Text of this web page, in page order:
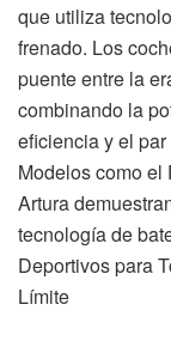
que utiliza
frenado. Los
puente entre la
combinando la
eficiencia y el
Modelos como el
Artura
tecnología de
Deportivos para
Límite